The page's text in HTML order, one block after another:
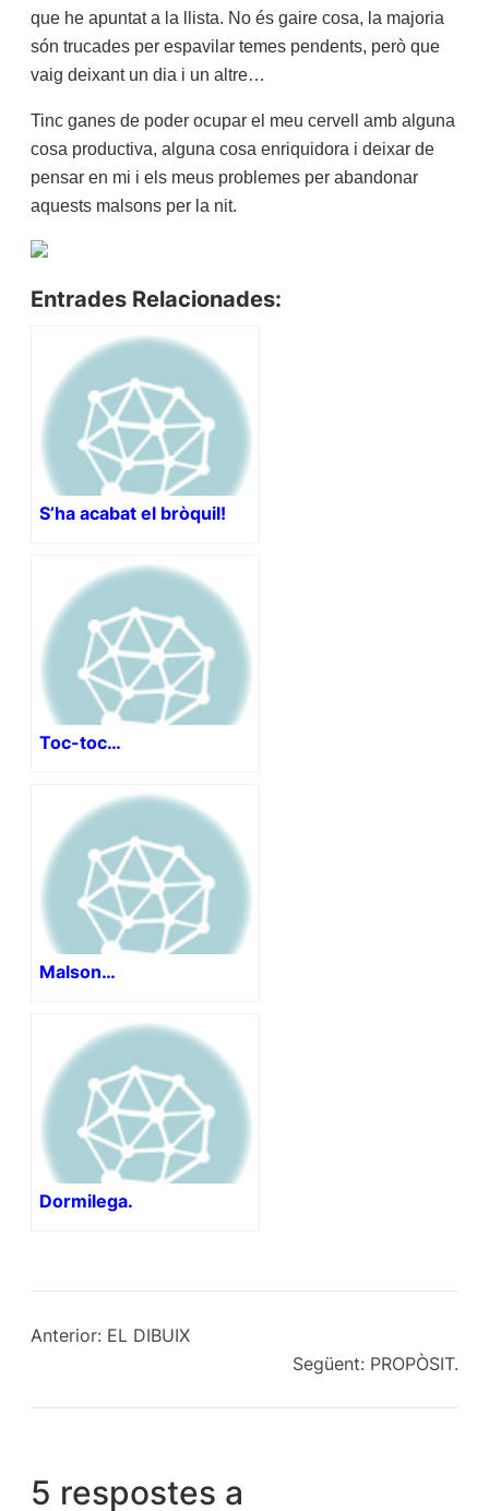
que he apuntat a la llista. No és gaire cosa, la majoria
són trucades per espavilar temes pendents, però que
vaig deixant un dia i un altre…
Tinc ganes de poder ocupar el meu cervell amb alguna
cosa productiva, alguna cosa enriquidora i deixar de
pensar en mi i els meus problemes per abandonar
aquests malsons per la nit.
Entrades Relacionades:
S’ha acabat el bròquil!
Toc-toc…
Malson…
Dormilega.
Anterior: EL DIBUIX
Següent: PROPÒSIT.
5 respostes a